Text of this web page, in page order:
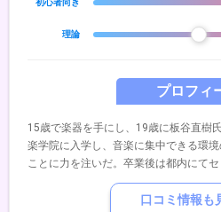
プロフィ
15歳で楽器を手にし、19歳に板谷直樹
楽学院に入学し、音楽に集中できる環
ことに力を注いだ。卒業後は都内にて
R&B,Funk,Pops,Fusion,Jazz等ジャンル
初心者向き
理論
口コミ情報も